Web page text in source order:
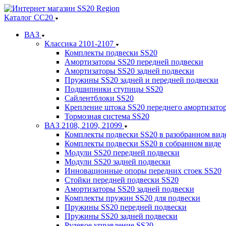
Каталог СС20
ВАЗ
Классика 2101-2107
Комплекты подвески SS20
Амортизаторы SS20 передней подвески
Амортизаторы SS20 задней подвески
Пружины SS20 задней и передней подвески
Подшипники ступицы SS20
Сайлентблоки SS20
Крепление штока SS20 переднего
Тормозная система SS20
ВАЗ 2108, 2109, 21099
Комплекты подвески SS20 в разобранном
Комплекты подвески SS20 в собранном виде
Модули SS20 передней подвески
Модули SS20 задней подвески
Инновационные опоры передних стоек SS20
Стойки передней подвески SS20
Амортизаторы SS20 задней подвески
Комплекты пружин SS20 для подвески
Пружины SS20 передней подвески
Пружины SS20 задней подвески